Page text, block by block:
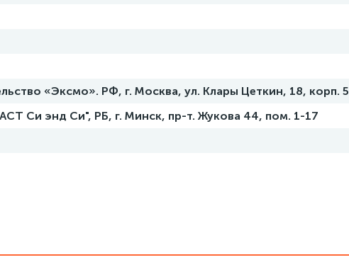
«Эксмо». РФ, г. Москва, ул. Клары Цеткин, 18, корп. 5
Си энд Си", РБ, г. Минск, пр-т. Жукова 44, пом. 1-17